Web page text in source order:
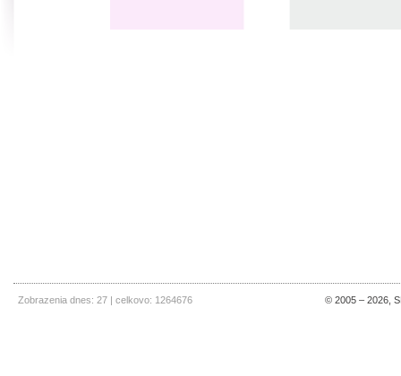
Zobrazenia dnes: 27 | celkovo: 1264676 © 2005 – 2026,